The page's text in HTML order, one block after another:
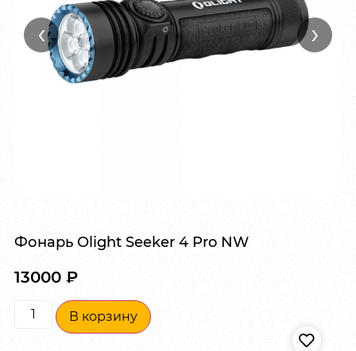
‹ ›
Фонарь Olight Seeker 4 Pro NW
13000 ₽
В корзину